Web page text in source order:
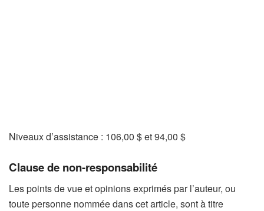
Niveaux d’assistance : 106,00 $ et 94,00 $
Clause de non-responsabilité
Les points de vue et opinions exprimés par l’auteur, ou
toute personne nommée dans cet article, sont à titre